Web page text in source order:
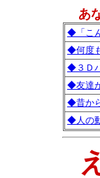
あ
◆「こ
◆何度
◆３Ｄ
◆友達
◆昔か
◆人の